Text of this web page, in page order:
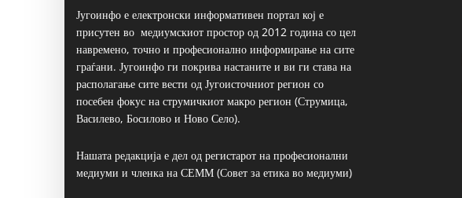
Југоинфо е електронски информативен портал кој е
присутен во медиумскиот простор од 2012 година со цел
навремено, точно и професионално информирање на сите
граѓани. Југоинфо ги покрива настаните и ви ги става на
располагање сите вести од Југоисточниот регион со
посебен фокус на струмичкиот макро регион (Струмица,
Василево, Босилово и Ново Село).
Нашата редакција е дел од регистарот на професионални
медиуми и членка на СЕММ (Совет за етика во медиуми)